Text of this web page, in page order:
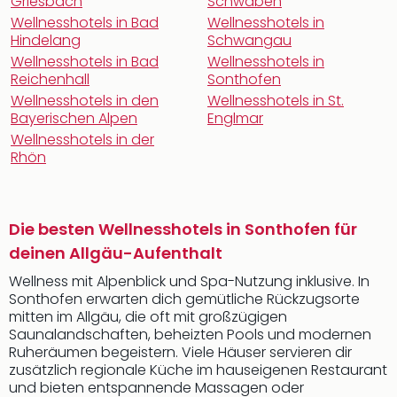
Wellnesshotels in Bad
Hindelang
Wellnesshotels in Bad
Reichenhall
Wellnesshotels in den
Bayerischen Alpen
Wellnesshotels in der
Rhön
Wellnesshotels in
Schwangau
Wellnesshotels in
Sonthofen
Wellnesshotels in St.
Englmar
Die besten Wellnesshotels in Sonthofen für
deinen Allgäu-Aufenthalt
Wellness mit Alpenblick und Spa-Nutzung inklusive. In
Sonthofen erwarten dich gemütliche Rückzugsorte
mitten im Allgäu, die oft mit großzügigen
Saunalandschaften, beheizten Pools und modernen
Ruheräumen begeistern. Viele Häuser servieren dir
zusätzlich regionale Küche im hauseigenen Restaurant
und bieten entspannende Massagen oder